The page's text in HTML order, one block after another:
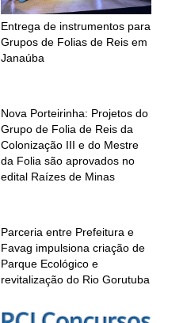
Entrega de instrumentos para
Grupos de Folias de Reis em
Janaúba
Nova Porteirinha: Projetos do
Grupo de Folia de Reis da
Colonização III e do Mestre
da Folia são aprovados no
edital Raízes de Minas
Parceria entre Prefeitura e
Favag impulsiona criação de
Parque Ecológico e
revitalização do Rio Gorutuba